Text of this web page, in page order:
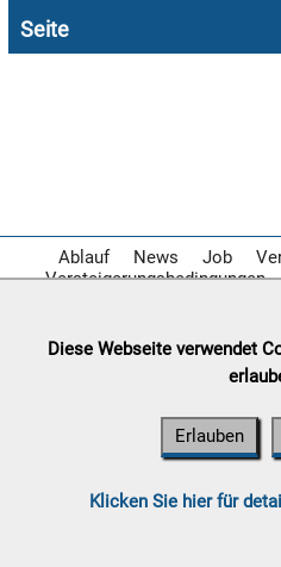
06.08:
Seite
Ablauf News Job
Versteigerungsbedingungen
Diese Webseite verwendet
Erlauben
Klicken Sie hier für